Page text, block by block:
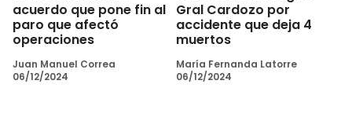
acuerdo que pone fin al
paro que afectó
operaciones
Juan Manuel Correa
06/12/2024
Gral Cardozo por
accidente que deja 4
muertos
María Fernanda Latorre
06/12/2024